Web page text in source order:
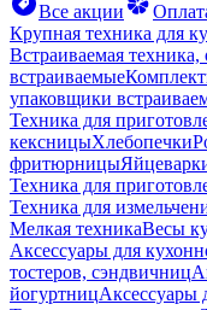
Все акции
Крупная техника для
Встраиваемая техника,
встраиваемые
упаковщики
Техника для
кексницыХлебопечки
фритюрницы
Техника для
Техника для
Мелкая техникаВесы
Аксессуары для
тостеров, сэндвичниц
йогуртницАксессуары